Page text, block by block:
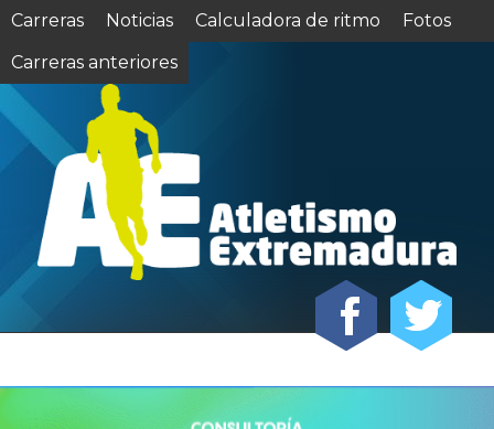
Carreras Noticias Calculadora de ritmo
Fotos
Carreras anteriores